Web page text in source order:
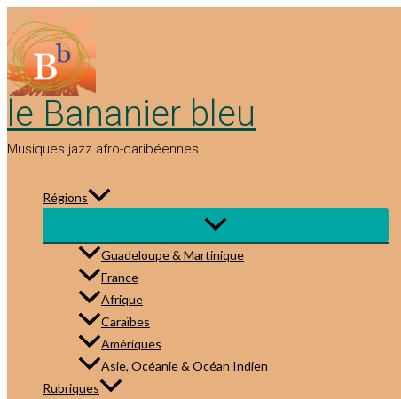
au
contenu
le Bananier bleu
Musiques jazz afro-caribéennes
Régions
Guadeloupe & Martinique
France
Afrique
Caraïbes
Amériques
Asie, Océanie & Océan Indien
Rubriques